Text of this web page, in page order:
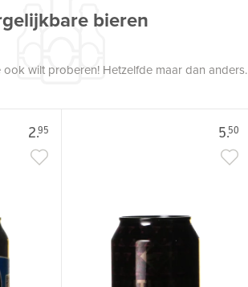
bieren
wilt proberen! Hetzelfde maar dan anders.
2.95 5.50